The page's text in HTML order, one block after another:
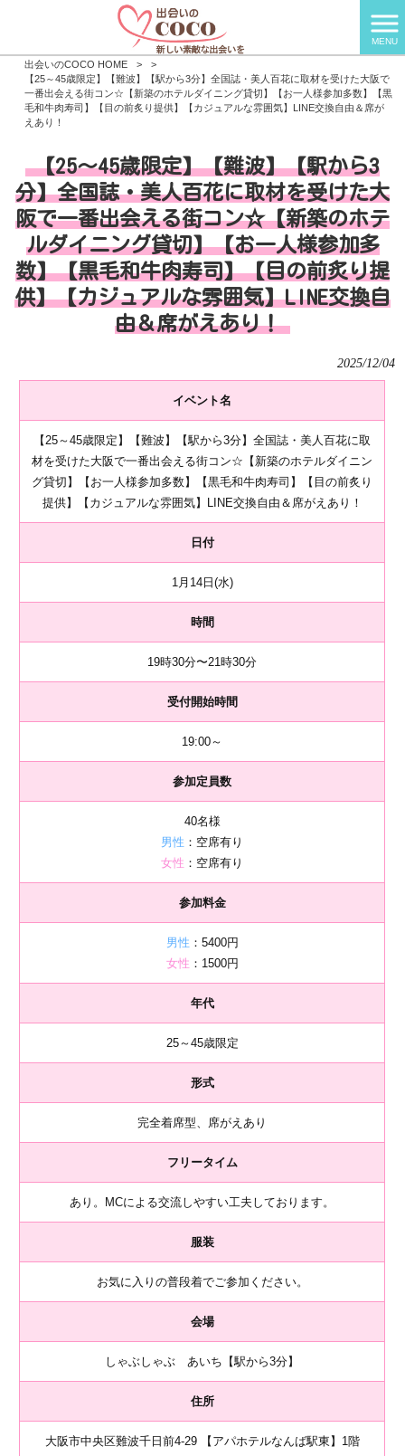
MENU
出会いのCOCO HOME >
>
【25～45歳限定】【難波】【駅から3分】全国誌・美人百花に取材を受けた大阪で
一番出会える街コン☆【新築のホテルダイニング貸切】【お一人様参加多数】【黒
毛和牛肉寿司】【目の前炙り提供】【カジュアルな雰囲気】LINE交換自由＆席が
えあり！
【25～45歳限定】【難波】【駅から3
分】全国誌・美人百花に取材を受けた大
阪で一番出会える街コン☆【新築のホテ
ルダイニング貸切】【お一人様参加多
数】【黒毛和牛肉寿司】【目の前炙り提
供】【カジュアルな雰囲気】LINE交換自
由＆席がえあり！
2025/12/04
イベント名
【25～45歳限定】【難波】【駅から3分】全国誌・美人百花に取
材を受けた大阪で一番出会える街コン☆【新築のホテルダイニン
グ貸切】【お一人様参加多数】【黒毛和牛肉寿司】【目の前炙り
提供】【カジュアルな雰囲気】LINE交換自由＆席がえあり！
日付
1月14日(水)
時間
19時30分〜21時30分
受付開始時間
19:00～
参加定員数
40名様
男性 ：空席有り
女性 ：空席有り
参加料金
男性 ：5400円
女性 ：1500円
年代
25～45歳限定
形式
完全着席型、席がえあり
フリータイム
あり。MCによる交流しやすい工夫しております。
服装
お気に入りの普段着でご参加ください。
会場
しゃぶしゃぶ あいち【駅から3分】
住所
大阪市中央区難波千日前4-29 【アパホテルなんば駅東】1階